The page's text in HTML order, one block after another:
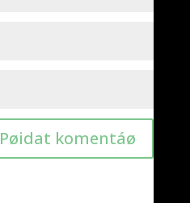
Pøidat komentáø